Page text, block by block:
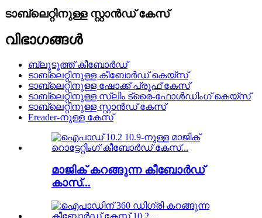
ടാബ്‌ലെറ്റിനുള്ള സ്റ്റാൻഡ് കേസ്
വിഭാഗങ്ങൾ
ബ്ലൂടൂത്ത് കീബോർഡ്
ടാബ്‌ലെറ്റിനുള്ള കീബോർഡ് കെയ്‌സ്
ടാബ്‌ലെറ്റിനുള്ള ഷോക്ക് പ്രൂഫ് കേസ്
ടാബ്‌ലെറ്റിനുള്ള സ്ലിം ട്രൈ-ഫോൾഡിംഗ് കെയ്‌സ്
ടാബ്‌ലെറ്റിനുള്ള സ്റ്റാൻഡ് കേസ്
Ereader-നുള്ള കേസ്
മാജിക് കറങ്ങുന്ന കീബോർഡ്
കാസ്...